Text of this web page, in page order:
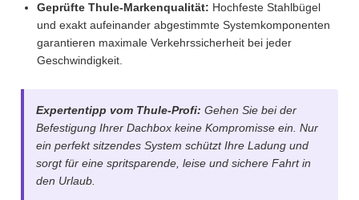
Geprüfte Thule-Markenqualität: Hochfeste Stahlbügel
und exakt aufeinander abgestimmte Systemkomponenten
garantieren maximale Verkehrssicherheit bei jeder
Geschwindigkeit.
Expertentipp vom Thule-Profi: Gehen Sie bei der
Befestigung Ihrer Dachbox keine Kompromisse ein. Nur
ein perfekt sitzendes System schützt Ihre Ladung und
sorgt für eine spritsparende, leise und sichere Fahrt in
den Urlaub.